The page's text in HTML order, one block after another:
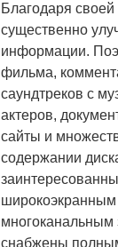
Благодаря
существенно
информации.
фильма,
саундтреков с
актеров,
сайты и
содержании
снабжены